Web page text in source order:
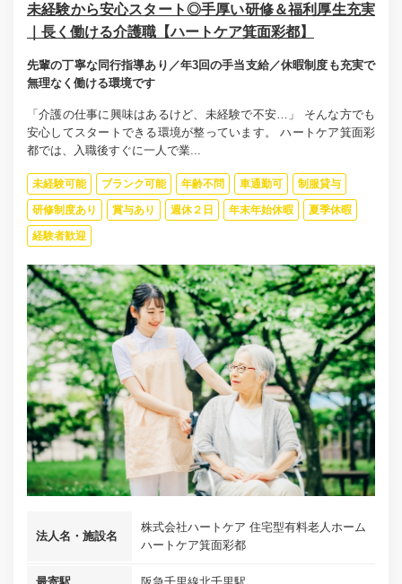
未経験から安心スタート◎手厚い研修＆福利厚生充実
｜長く働ける介護職【ハートケア箕面彩都】
先輩の丁寧な同行指導あり／年3回の手当支給／休暇制度も充実で
無理なく働ける環境です
「介護の仕事に興味はあるけど、未経験で不安…」 そんな方でも
安心してスタートできる環境が整っています。 ハートケア箕面彩
都では、入職後すぐに一人で業...
未経験可能 ブランク可能 年齢不問 車通勤可 制服貸与
研修制度あり 賞与あり 週休２日 年末年始休暇 夏季休暇
経験者歓迎
法人名・施設名
株式会社ハートケア 住宅型有料老人ホーム
ハートケア箕面彩都